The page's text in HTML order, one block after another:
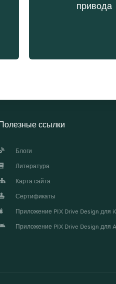
привода
ссылки
Блоги
Литература
Карта сайта
Сертификаты
Приложение PIX Drive Design для
Приложение PIX Drive Design для